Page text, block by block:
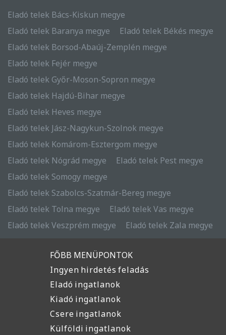
Eladó telek Bács-Kiskun megye
Eladó telek Baranya megye
Eladó telek Békés megye
Eladó telek Borsod-Abaúj-Zemplén megye
Eladó telek Fejér megye
Eladó telek Győr-Moson-Sopron megye
Eladó telek Hajdú-Bihar megye
Eladó telek Heves megye
Eladó telek Jász-Nagykun-Szolnok megye
Eladó telek Komárom-Esztergom megye
Eladó telek Nógrád megye
Eladó telek Pest megye
Eladó telek Somogy megye
Eladó telek Szabolcs-Szatmár-Bereg megye
Eladó telek Tolna megye
Eladó telek Vas megye
Eladó telek Veszprém megye
Eladó telek Zala megye
FŐBB MENÜPONTOK
Ingyen hirdetés feladás
Eladó ingatlanok
Kiadó ingatlanok
Csere ingatlanok
Külföldi ingatlanok